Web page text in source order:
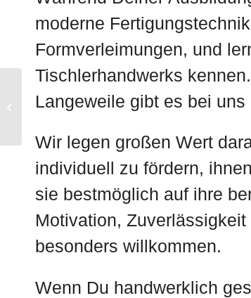
moderne
Formverleimungen, und
Tischlerhandwerks
Langeweile gibt es bei uns
Wir legen großen Wert
individuell zu fördern,
sie bestmöglich auf ihre
Motivation,
besonders willkommen.
Wenn Du handwerklich
Blumenbecker